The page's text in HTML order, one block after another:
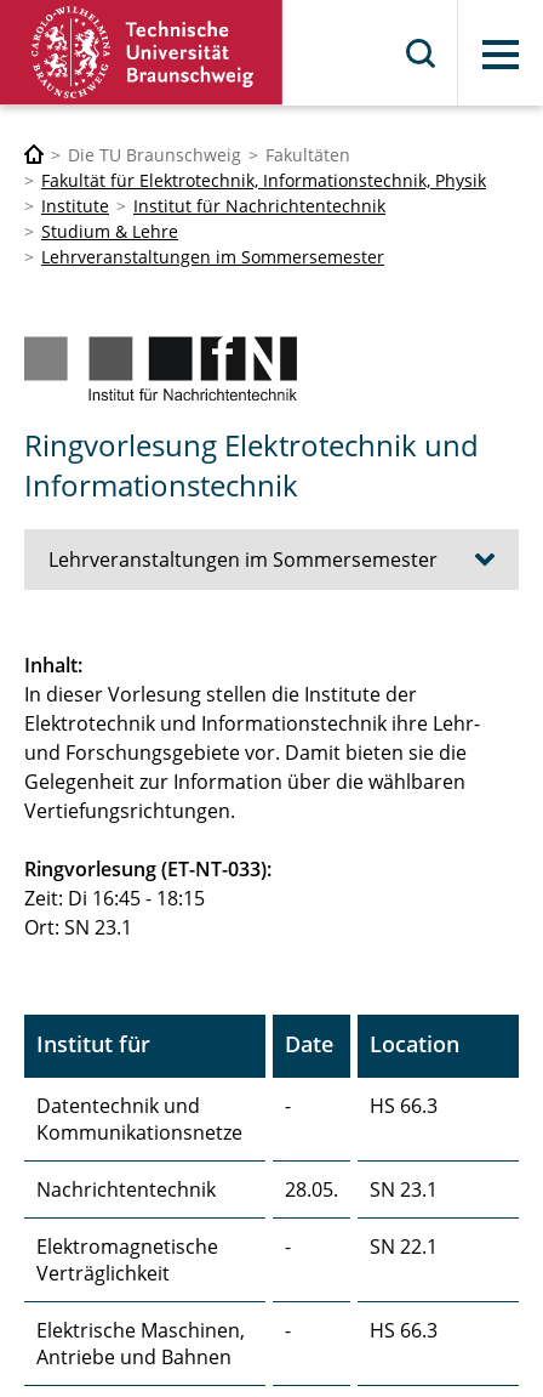
Menü
Die TU Braunschweig
Fakultäten
Fakultät für Elektrotechnik, Informationstechnik, Physik
Institute
Institut für Nachrichtentechnik
Studium & Lehre
Lehrveranstaltungen im Sommersemester
Ringvorlesung Elektrotechnik und
Informationstechnik
Lehrveranstaltungen im Sommersemester
Computer Lab Mustererkennung
Digitale Signalübertragung
Digitale Signalverarbeitung
Deep Learning Lab
Einführung in die Elektrotechnik für
Grundlagen des Mobilfunks
Labor Mobilfunksysteme
Maschinelles Lernen und seine Anwendung in
der Nachrichtentechnik
Medientechnisches Projekt (DiKuM)
Modellierung und Simulation von
Mobilfunksystemen
Inhalt:
In dieser Vorlesung stellen die Institute der
Elektrotechnik und Informationstechnik ihre Lehr-
und Forschungsgebiete vor. Damit bieten sie die
Gelegenheit zur Information über die wählbaren
Vertiefungsrichtungen.
Ringvorlesung (ET-NT-033):
Zeit: Di 16:45 - 18:15
Ort: SN 23.1
Institut für Date Location
Datentechnik und
Kommunikationsnetze
- HS 66.3
Nachrichtentechnik 28.05. SN 23.1
Elektromagnetische
Verträglichkeit
- SN 22.1
Elektrische Maschinen,
Antriebe und Bahnen
- HS 66.3